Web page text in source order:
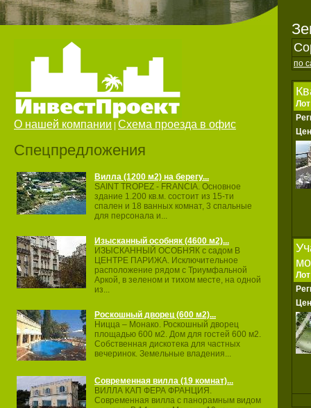
О нашей компании Схема проезда в офис
Спецпредложения
Вилла (1200 м2) на берегу...
SAINT TROPEZ ‐ FRANCIA. Основное
здание 1.200 кв.м. состоит из 15‐ти
спален и 18 ванных комнат, 3 спальные
для персонала и...
Изысканный особняк (4600 м2)...
ИЗЫСКАННЫЙ ОСОБНЯК с садом В
ЦЕНТРЕ ПАРИЖА. Исключительное
расположение рядом с Триумфальной
Аркой, в зеленом и тихом месте, на одной
из...
Роскошный дворец (600 м2)...
Ницца – Монако. Роскошный дворец
площадью 600 м2. Дом для гостей 600 м2.
Собственная дискотека для частных
вечеринок. Земельные владения...
Современная вилла (19 комнат)...
ВИЛЛА КАП ФЕРА ФРАНЦИЯ.
Современная вилла с панорамным видом
по